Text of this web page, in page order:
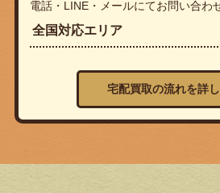
電話・LINE・メールにてお問い合わ
全国対応エリア
宅配買取の流れを詳